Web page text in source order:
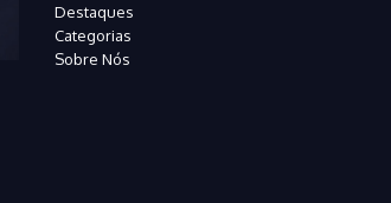
Destaques
Categorias
Sobre Nós